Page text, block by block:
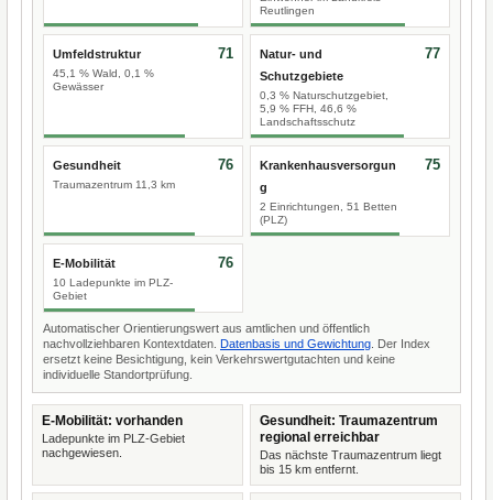
Reutlingen
Umfeldstruktur
45,1 % Wald, 0,1 %
Gewässer
71
Natur- und
Schutzgebiete
0,3 % Naturschutzgebiet,
5,9 % FFH, 46,6 %
Landschaftsschutz
77
Gesundheit
Traumazentrum 11,3 km
76
Krankenhausversorgun
g
2 Einrichtungen, 51 Betten
(PLZ)
75
E-Mobilität
10 Ladepunkte im PLZ-
Gebiet
76
Automatischer Orientierungswert aus amtlichen und öffentlich
nachvollziehbaren Kontextdaten. Datenbasis und Gewichtung . Der Index
ersetzt keine Besichtigung, kein Verkehrswertgutachten und keine
individuelle Standortprüfung.
E-Mobilität: vorhanden
Ladepunkte im PLZ-Gebiet
nachgewiesen.
Gesundheit: Traumazentrum
regional erreichbar
Das nächste Traumazentrum liegt
bis 15 km entfernt.